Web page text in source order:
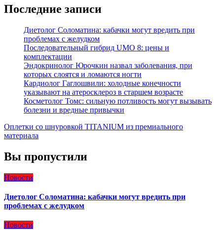
Последние записи
Диетолог Соломатина: кабачки могут вредить при
проблемах с желудком
Последовательный гибрид UMO 8: цены и
комплектации
Эндокринолог Юрочкин назвал заболевания, при
которых слоятся и ломаются ногти
Кардиолог Гаглошвили: холодные конечности
указывают на атеросклероз в старшем возрасте
Косметолог Томс: сильную потливость могут вызывать
болезни и вредные привычки
Оплетки со шнуровкой TITANIUM из премиального
материала
Вы пропустили
Новости
Диетолог Соломатина: кабачки могут вредить при
проблемах с желудком
Новости